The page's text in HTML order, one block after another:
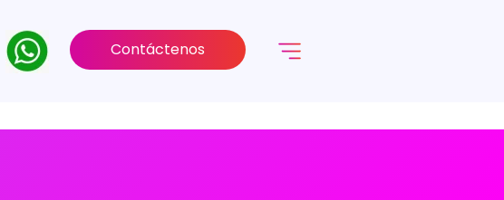
Contáctenos